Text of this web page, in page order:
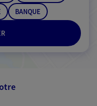
BANQUE